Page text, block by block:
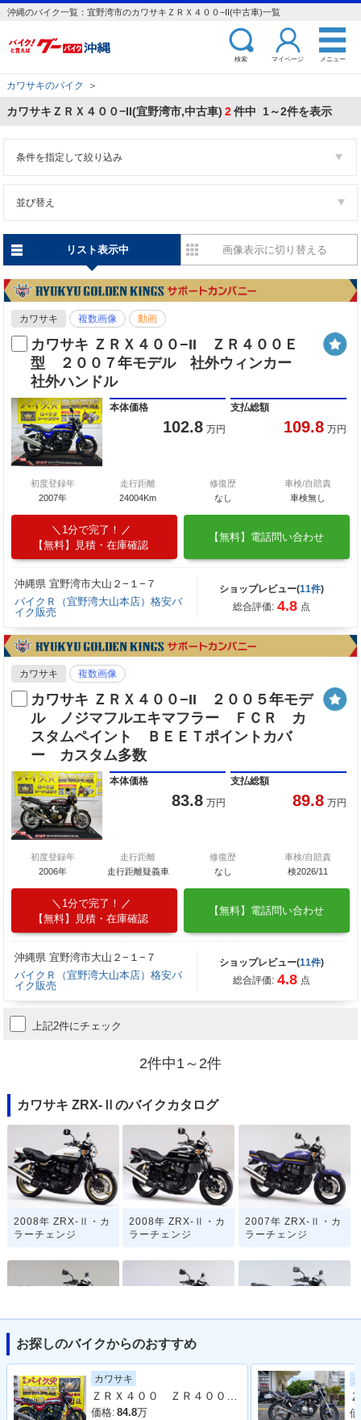
沖縄のバイク一覧：宜野湾市のカワサキＺＲＸ４００−II(中古車)一覧
検索 マイページ メニュー
カワサキのバイク ＞
カワサキＺＲＸ４００−II(宜野湾市,中古車) 2件中 1～2件を表示
条件を指定して絞り込み
並び替え
リスト表示中 画像表示に切り替える
カワサキ 複数画像 動画
カワサキ ＺＲＸ４００−II ＺＲ４００Ｅ
型 ２００７年モデル 社外ウィンカー
社外ハンドル
本体価格
102.8 万円
支払総額
109.8 万円
初度登録年
2007年
走行距離
24004Km
修復歴
なし
車検/自賠責
車検無し
1分で完了！
【無料】見積・在庫確認
【無料】電話問い合わせ
沖縄県 宜野湾市大山２−１−７
バイクＲ（宜野湾大山本店）格安バ
イク販売
ショップレビュー(11件)
総合評価: 4.8 点
カワサキ 複数画像
カワサキ ＺＲＸ４００−II ２００５年モデ
ル ノジマフルエキマフラー ＦＣＲ カ
スタムペイント ＢＥＥＴポイントカバ
ー カスタム多数
本体価格
83.8 万円
支払総額
89.8 万円
初度登録年
2006年
走行距離
走行距離疑義車
修復歴
なし
車検/自賠責
検2026/11
1分で完了！
【無料】見積・在庫確認
【無料】電話問い合わせ
沖縄県 宜野湾市大山２−１−７
バイクＲ（宜野湾大山本店）格安バ
イク販売
ショップレビュー(11件)
総合評価: 4.8 点
上記2件にチェック
2件中1～2件
カワサキ ZRX-Ⅱのバイクカタログ
2008年 ZRX-Ⅱ・カ
ラーチェンジ
2008年 ZRX-Ⅱ・カ
ラーチェンジ
2007年 ZRX-Ⅱ・カ
ラーチェンジ
イナーチェンジ
イナーチェンジ
お探しのバイクからのおすすめ
カワサキ
価格: 84.8万